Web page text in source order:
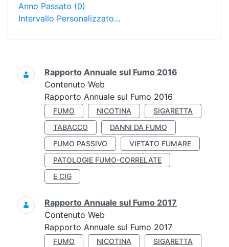
Anno Passato (0)
Intervallo Personalizzato…
Ricerca
Rapporto Annuale sul Fumo 2016
Contenuto Web
Rapporto Annuale sul Fumo 2016
FUMO NICOTINA
SIGARETTA
TABACCO
DANNI DA FUMO
FUMO PASSIVO
VIETATO FUMARE
PATOLOGIE FUMO-CORRELATE
E CIG
Rapporto Annuale sul Fumo 2017
Contenuto Web
Rapporto Annuale sul Fumo 2017
FUMO NICOTINA
SIGARETTA